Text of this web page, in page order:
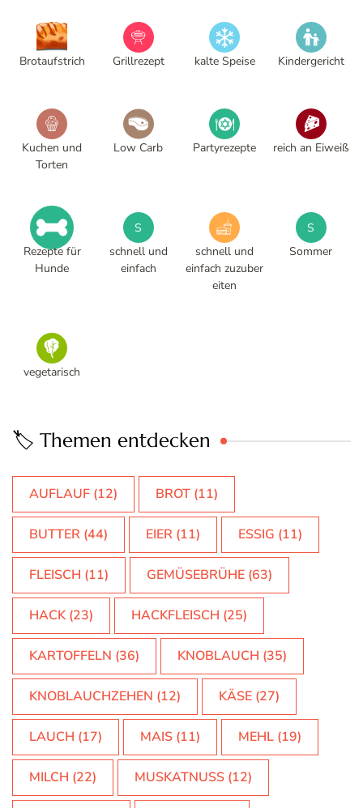
Brotaufstrich Grillrezept kalte Speise Kindergericht
Kuchen und
Torten
Low Carb Partyrezepte reich an Eiweiß
Rezepte für
Hunde
S
schnell und
einfach
schnell und
einfach zuzuber
eiten
S
Sommer
vegetarisch
🏷️ Themen entdecken
AUFLAUF (12) BROT (11)
BUTTER (44) EIER (11) ESSIG (11)
FLEISCH (11) GEMÜSEBRÜHE (63)
HACK(23) HACKFLEISCH (25)
KARTOFFELN (36) KNOBLAUCH (35)
KNOBLAUCHZEHEN (12) KÄSE (27)
LAUCH (17) MAIS (11) MEHL (19)
MILCH (22) MUSKATNUSS (12)